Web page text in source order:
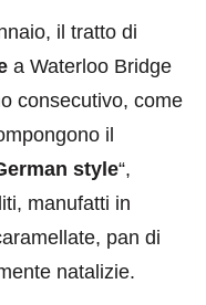
il tratto di
a Waterloo Bridge
consecutivo, come
il
style“,
manufatti in
pan di
natalizie.